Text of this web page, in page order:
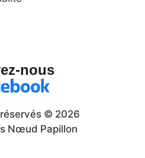
nous
© 2026
Nœud Papillon